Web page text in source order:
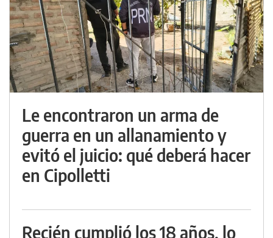
Le encontraron un arma de
guerra en un allanamiento y
evitó el juicio: qué deberá hacer
en Cipolletti
Recién cumplió los 18 años, lo